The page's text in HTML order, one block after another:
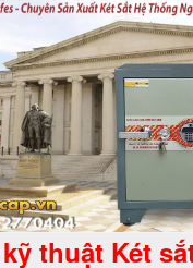
thuật Két